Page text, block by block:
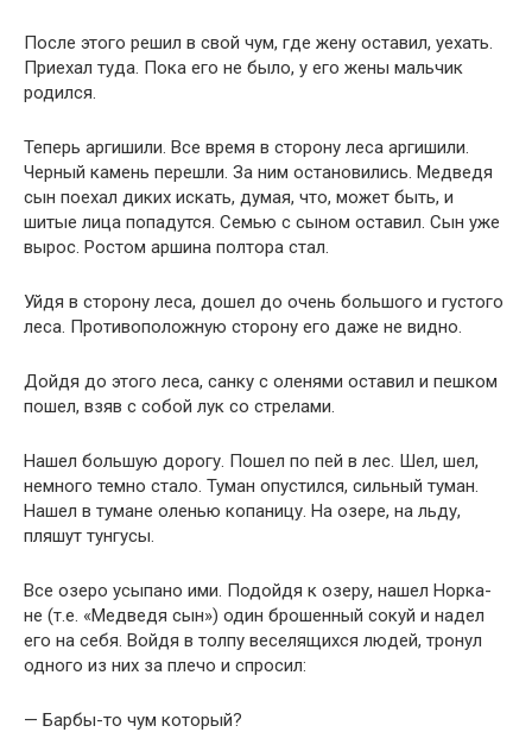
После этого решил в свой чум, где жену оставил, уехать.
Приехал туда. Пока его не было, у его жены мальчик
родился.
Теперь аргишили. Все время в сторону леса аргишили.
Черный камень перешли. За ним остановились. Медведя
сын поехал диких искать, думая, что, может быть, и
шитые лица попадутся. Семью с сыном оставил. Сын уже
вырос. Ростом аршина полтора стал.
Уйдя в сторону леса, дошел до очень большого и густого
леса. Противоположную сторону его даже не видно.
Дойдя до этого леса, санку с оленями оставил и пешком
пошел, взяв с собой лук со стрелами.
Нашел большую дорогу. Пошел по пей в лес. Шел, шел,
немного темно стало. Туман опустился, сильный туман.
Нашел в тумане оленью копаницу. На озере, на льду,
пляшут тунгусы.
Все озеро усыпано ими. Подойдя к озеру, нашел Норка-
не (т.е. «Медведя сын») один брошенный сокуй и надел
его на себя. Войдя в толпу веселящихся людей, тронул
одного из них за плечо и спросил:
— Барбы-то чум который?